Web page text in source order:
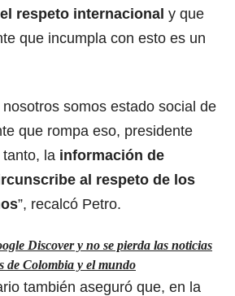
respeto internacional y que
que incumpla con esto es un
somos estado social de
que rompa eso, presidente
la información de
al respeto de los
”, recalcó Petro.
Discover y no se pierda las noticias
de Colombia y el mundo
también aseguró que, en la